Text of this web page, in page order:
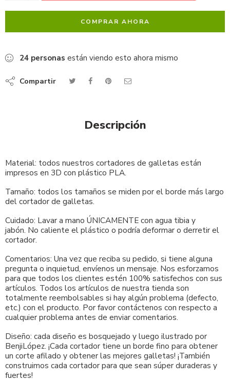
COMPRAR AHORA
24 personas están viendo esto ahora mismo
Compartir
Descripción
Material: todos nuestros cortadores de galletas están
impresos en 3D con plástico PLA.
Tamaño: todos los tamaños se miden por el borde más largo
del cortador de galletas.
Cuidado: Lavar a mano ÚNICAMENTE con agua tibia y
jabón. No caliente el plástico o podría deformar o derretir el
cortador.
Comentarios: Una vez que reciba su pedido, si tiene alguna
pregunta o inquietud, envíenos un mensaje. Nos esforzamos
para que todos los clientes estén 100% satisfechos con sus
artículos. Todos los artículos de nuestra tienda son
totalmente reembolsables si hay algún problema (defecto,
etc.) con el producto. Por favor contáctenos con respecto a
cualquier problema antes de enviar comentarios.
Diseño: cada diseño es bosquejado y luego ilustrado por
BenjiLópez. ¡Cada cortador tiene un borde fino para obtener
un corte afilado y obtener las mejores galletas! ¡También
construimos cada cortador para que sean súper duraderas y
fuertes!